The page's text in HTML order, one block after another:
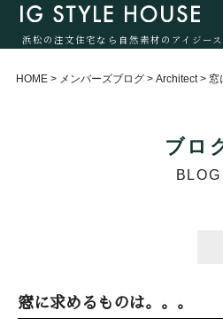
浜松の注文住宅なら自然素材のアイジー
HOME > メンバーズブログ > Architect > 窓
ブロ
BLOG
窓に求めるものは。。。